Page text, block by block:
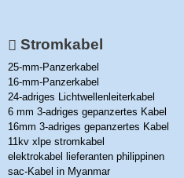
Stromkabel
25-mm-Panzerkabel
16-mm-Panzerkabel
24-adriges Lichtwellenleiterkabel
6 mm 3-adriges gepanzertes Kabel
16mm 3-adriges gepanzertes Kabel
11kv xlpe stromkabel
elektrokabel lieferanten philippinen
sac-Kabel in Myanmar